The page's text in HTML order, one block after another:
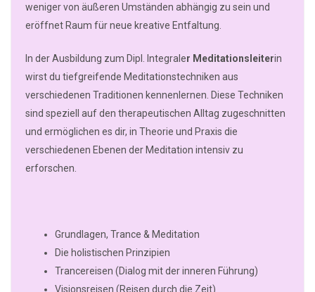
weniger von äußeren Umständen abhängig zu sein und
eröffnet Raum für neue kreative Entfaltung.
In der Ausbildung zum Dipl. Integraler Meditationsleiterin
wirst du tiefgreifende Meditationstechniken aus
verschiedenen Traditionen kennenlernen. Diese Techniken
sind speziell auf den therapeutischen Alltag zugeschnitten
und ermöglichen es dir, in Theorie und Praxis die
verschiedenen Ebenen der Meditation intensiv zu
erforschen.
Grundlagen, Trance & Meditation
Die holistischen Prinzipien
Trancereisen (Dialog mit der inneren Führung)
Visionsreisen (Reisen durch die Zeit)